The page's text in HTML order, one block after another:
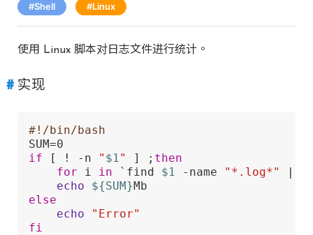
Shell Linux
使用 Linux 脚本对日志文件进行统计。
实现
#!/bin/bash
if [ ! -n " $1" ] ; then
for i in `find $1 -name "*.log*"
|
echo
${SUM}
else
echo
"Error"
fi